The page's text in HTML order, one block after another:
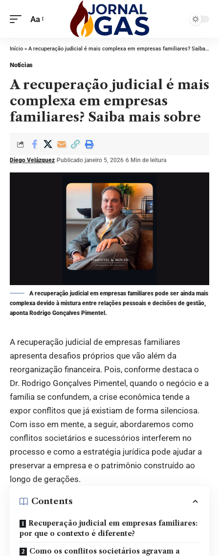
Aa
Início » A recuperação judicial é mais complexa em empresas familiares? Saiba mais sobre
Notícias
A recuperação judicial é mais
complexa em empresas
familiares? Saiba mais sobre
Diego Velázquez Publicado janeiro 5, 2026 6 Min de leitura
A recuperação judicial em empresas familiares pode ser ainda mais
complexa devido à mistura entre relações pessoais e decisões de gestão,
aponta Rodrigo Gonçalves Pimentel.
A recuperação judicial de empresas familiares
apresenta desafios próprios que vão além da
reorganização financeira. Pois, conforme destaca o
Dr. Rodrigo Gonçalves Pimentel, quando o negócio e a
família se confundem, a crise econômica tende a
expor conflitos que já existiam de forma silenciosa.
Com isso em mente, a seguir, abordaremos como
conflitos societários e sucessórios interferem no
processo e como a estratégia jurídica pode ajudar a
preservar a empresa e o patrimônio construído ao
longo de gerações.
Contents
Recuperação judicial em empresas familiares:
por que o contexto é diferente?
Como os conflitos societários agravam a